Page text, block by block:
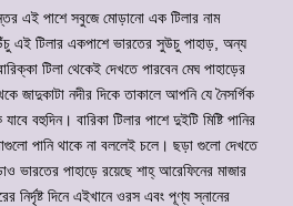
এই পাশে সবুজে মোড়ানো এক টিলার নাম
উঁচু এই টিলার একপাশে ভারতের সুউচু পাহাড়, অন্য
টিলা থেকেই দেখতে পারবেন মেঘ পাহাড়ের
জাদুকাটা নদীর দিকে তাকালে আপনি যে নৈসর্গিক
বহুদিন। বারিকা টিলার পাশে দুইটি মিষ্টি পানির
পানি থাকে না বললেই চলে। ছড়া গুলো দেখতে
ভারতের পাহাড়ে রয়েছে শাহ্ আরেফিনের মাজার
নির্দৃষ্ট দিনে এইখানে ওরস এবং পূণ্য স্নানের